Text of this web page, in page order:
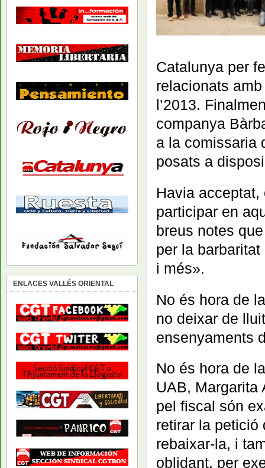
Catalunya per
relacionats
l’2013.
companya
a la comissaria
posats a
Havia acceptat,
participar en
breus notes
per la
i més».
No és hora de
no deixar de
ensenyaments
No és hora de
UAB, Margarita
pel fiscal són
retirar la petició
rebaixar-la, i
oblidant, per
ENLACES VALLÉS ORIENTAL